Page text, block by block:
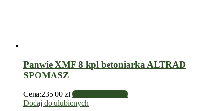
Panwie XMF 8 kpl betoniarka ALTRAD
SPOMASZ
Cena:235.00 zł Dodaj do koszyka
Dodaj do ulubionych